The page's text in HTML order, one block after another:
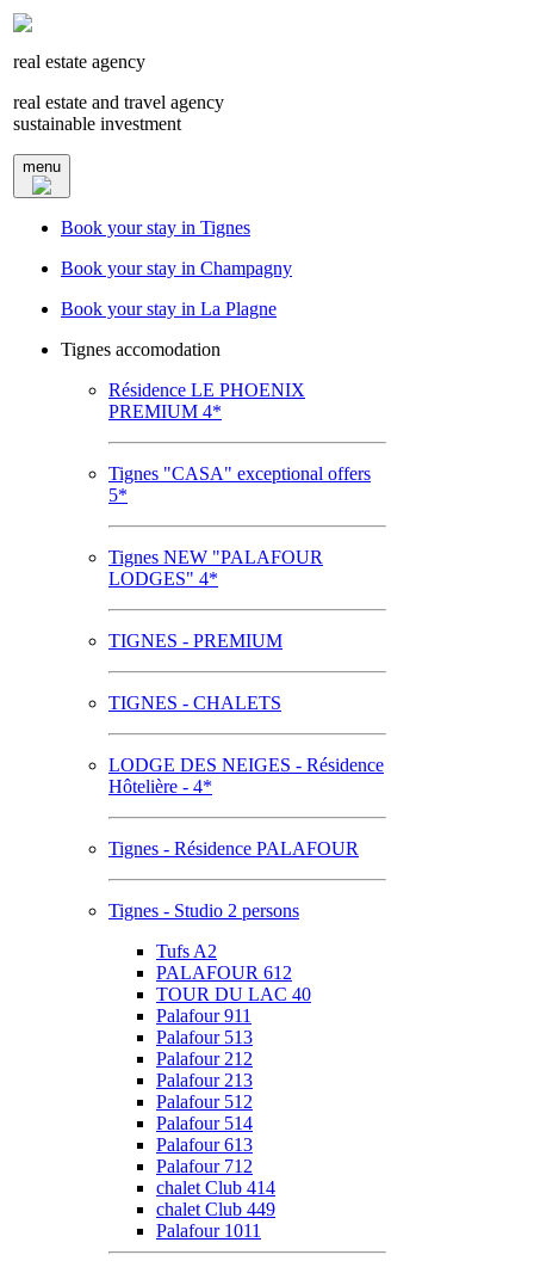
real estate agency
real estate and travel agency
sustainable investment
menu
Book your stay in Tignes
Book your stay in Champagny
Book your stay in La Plagne
Tignes accomodation
Résidence LE PHOENIX
PREMIUM 4*
Tignes "CASA" exceptional offers
5*
Tignes NEW "PALAFOUR
LODGES" 4*
TIGNES - PREMIUM
TIGNES - CHALETS
LODGE DES NEIGES - Résidence
Hôtelière - 4*
Tignes - Résidence PALAFOUR
Tignes - Studio 2 persons
Tufs A2
PALAFOUR 612
TOUR DU LAC 40
Palafour 911
Palafour 513
Palafour 212
Palafour 213
Palafour 512
Palafour 514
Palafour 613
Palafour 712
chalet Club 414
chalet Club 449
Palafour 1011